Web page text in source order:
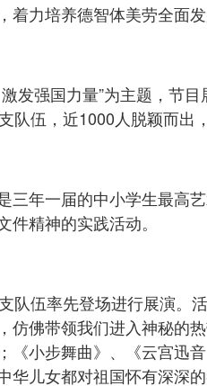
着力培养德智体美劳全面
发强国力量”为主题，节
队伍，近1000人脱颖而出
三年一届的中小学生最高
精神的实践活动。
队伍率先登场进行展演。
仿佛带领我们进入神秘的
《小步舞曲》、《云宫迅
华儿女都对祖国怀有深深